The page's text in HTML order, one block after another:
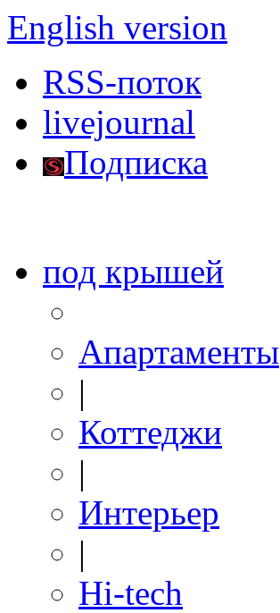
English version
RSS-поток
livejournal
Подписка
под крышей
Апартаменты
|
Коттеджи
|
Интерьер
|
Hi-tech